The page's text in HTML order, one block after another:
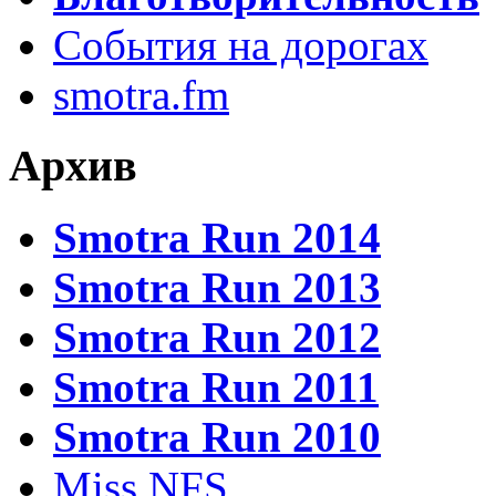
События на дорогах
smotra.fm
Архив
Smotra Run 2014
Smotra Run 2013
Smotra Run 2012
Smotra Run 2011
Smotra Run 2010